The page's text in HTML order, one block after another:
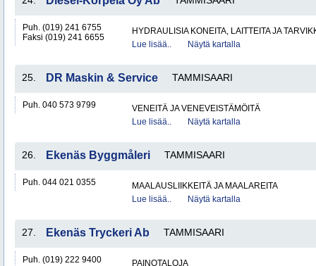
Puh. (019) 241 6755
Faksi (019) 241 6655
HYDRAULISIA KONEITA, LAITTEITA JA
Lue lisää..
Näytä kartalla
25. DR Maskin & Service TAMMISAARI
Puh. 040 573 9799
VENEITÄ JA VENEVEISTÄMÖITÄ
Lue lisää..
Näytä kartalla
26. Ekenäs Byggmåleri TAMMISAARI
Puh. 044 021 0355
MAALAUSLIIKKEITÄ JA MAALAREITA
Lue lisää..
Näytä kartalla
27. Ekenäs Tryckeri Ab TAMMISAARI
Puh. (019) 222 9400
PAINOTALOJA